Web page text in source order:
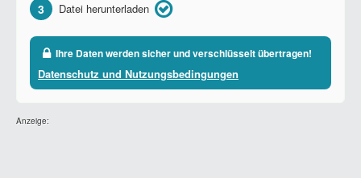
3 Datei herunterladen
Ihre Daten werden sicher und verschlüsselt übertragen!
Datenschutz und Nutzungsbedingungen
Anzeige: